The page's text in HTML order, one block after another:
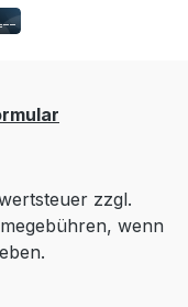
zzgl.
wenn